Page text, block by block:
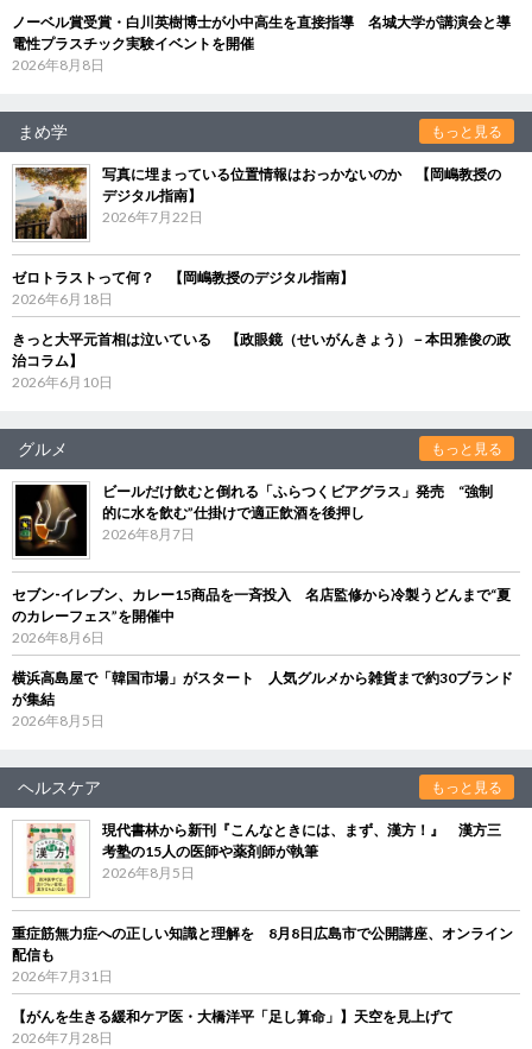
ノーベル賞受賞・白川英樹博士が小中高生を直接指導 名城大学が講演会と導
電性プラスチック実験イベントを開催
2026年8月8日
まめ学 もっと見る
写真に埋まっている位置情報はおっかないのか 【岡嶋教授の
デジタル指南】
2026年7月22日
ゼロトラストって何？ 【岡嶋教授のデジタル指南】
2026年6月18日
きっと大平元首相は泣いている 【政眼鏡（せいがんきょう）－本田雅俊の政
治コラム】
2026年6月10日
グルメ もっと見る
ビールだけ飲むと倒れる「ふらつくビアグラス」発売 “強制
的に水を飲む”仕掛けで適正飲酒を後押し
2026年8月7日
セブン‐イレブン、カレー15商品を一斉投入 名店監修から冷製うどんまで“夏
のカレーフェス”を開催中
2026年8月6日
横浜高島屋で「韓国市場」がスタート 人気グルメから雑貨まで約30ブランド
が集結
2026年8月5日
ヘルスケア もっと見る
現代書林から新刊『こんなときには、まず、漢方！』 漢方三
考塾の15人の医師や薬剤師が執筆
2026年8月5日
重症筋無力症への正しい知識と理解を 8月8日広島市で公開講座、オンライン
配信も
2026年7月31日
【がんを生きる緩和ケア医・大橋洋平「足し算命」】天空を見上げて
2026年7月28日